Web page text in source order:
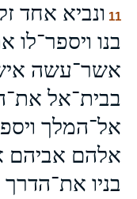
11 ונביא אחד
בנו
אשר־עשה
בבית־אל
אל־המלך
אלהם אביהם
בניו